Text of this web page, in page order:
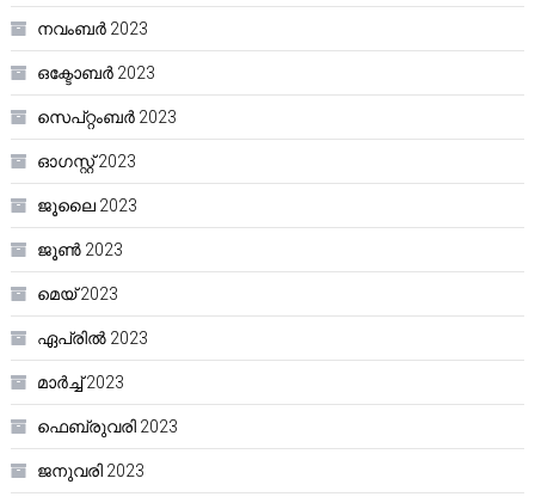
നവംബർ 2023
ഒക്ടോബർ 2023
സെപ്റ്റംബർ 2023
ഓഗസ്റ്റ്‌ 2023
ജൂലൈ 2023
ജൂൺ 2023
മെയ്‌ 2023
ഏപ്രിൽ 2023
മാർച്ച്‌ 2023
ഫെബ്രുവരി 2023
ജനുവരി 2023